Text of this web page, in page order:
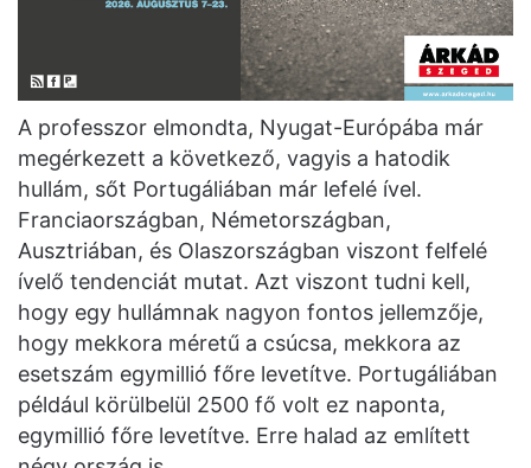
A professzor elmondta, Nyugat-Európába már
megérkezett a következő, vagyis a hatodik
hullám, sőt Portugáliában már lefelé ível.
Franciaországban, Németországban,
Ausztriában, és Olaszországban viszont felfelé
ívelő tendenciát mutat. Azt viszont tudni kell,
hogy egy hullámnak nagyon fontos jellemzője,
hogy mekkora méretű a csúcsa, mekkora az
esetszám egymillió főre levetítve. Portugáliában
például körülbelül 2500 fő volt ez naponta,
egymillió főre levetítve. Erre halad az említett